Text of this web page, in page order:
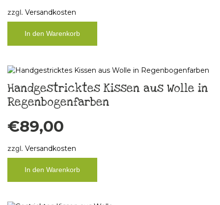
zzgl. Versandkosten
In den Warenkorb
Handgestricktes Kissen aus Wolle in
Regenbogenfarben
€89,00
zzgl. Versandkosten
In den Warenkorb